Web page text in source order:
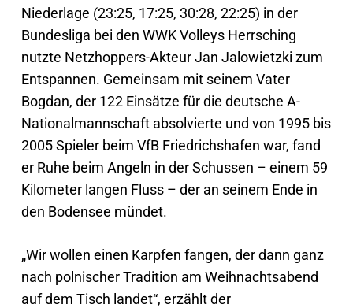
Niederlage (23:25, 17:25, 30:28, 22:25) in der
Bundesliga bei den WWK Volleys Herrsching
nutzte Netzhoppers-Akteur Jan Jalowietzki zum
Entspannen. Gemeinsam mit seinem Vater
Bogdan, der 122 Einsätze für die deutsche A-
Nationalmannschaft absolvierte und von 1995 bis
2005 Spieler beim VfB Friedrichshafen war, fand
er Ruhe beim Angeln in der Schussen – einem 59
Kilometer langen Fluss – der an seinem Ende in
den Bodensee mündet.
„Wir wollen einen Karpfen fangen, der dann ganz
nach polnischer Tradition am Weihnachtsabend
auf dem Tisch landet“, erzählt der